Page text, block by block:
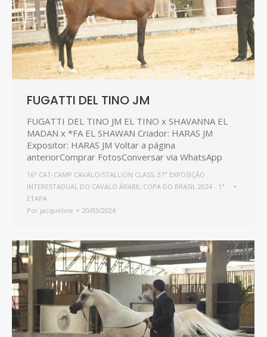
FUGATTI DEL TINO JM
FUGATTI DEL TINO JM EL TINO x SHAVANNA EL
MADAN x *FA EL SHAWAN Criador: HARAS JM
Expositor: HARAS JM Voltar a página
anteriorComprar FotosConversar via WhatsApp
16ª CAT-CAMP CAVALO/STALLION CLASS, 37ª EXPOSIÇÃO
INTERESTADUAL DO CAVALO ÁRABE, COPA DO BRASIL 2024 - 1ª
ETAPA
Por jacqueline 20/03/2024